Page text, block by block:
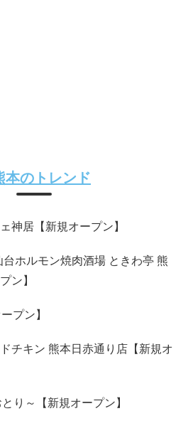
本のトレンド
神居【新規オープン】
ホルモン焼肉酒場 ときわ亭 熊
ン】
プン】
チキン 熊本日赤通り店【新規オ
り～【新規オープン】